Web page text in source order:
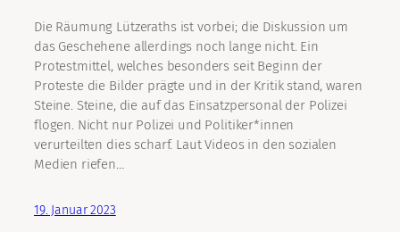
Die Räumung Lützeraths ist vorbei; die Diskussion um
das Geschehene allerdings noch lange nicht. Ein
Protestmittel, welches besonders seit Beginn der
Proteste die Bilder prägte und in der Kritik stand, waren
Steine. Steine, die auf das Einsatzpersonal der Polizei
flogen. Nicht nur Polizei und Politiker*innen
verurteilten dies scharf. Laut Videos in den sozialen
Medien riefen…
19. Januar 2023